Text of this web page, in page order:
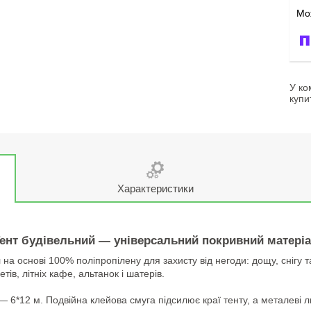
У
Характеристики
будівельний — універсальний покривний
100% поліпропілену для захисту від негоди: дощу, снігу
літніх кафе, альтанок і шатерів.
м. Подвійна клейова смуга підсилює краї тенту, а